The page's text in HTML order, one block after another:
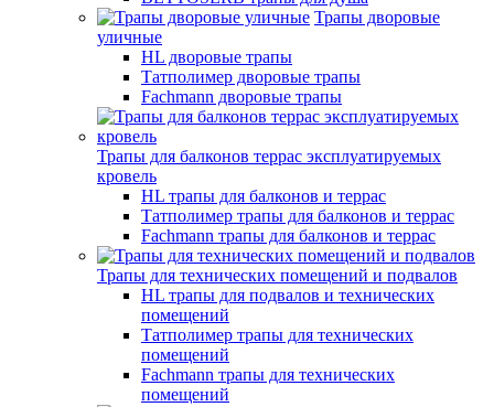
Трапы дворовые
уличные
HL дворовые трапы
Татполимер дворовые трапы
Fachmann дворовые трапы
Трапы для балконов террас эксплуатируемых
кровель
HL трапы для балконов и террас
Татполимер трапы для балконов и террас
Fachmann трапы для балконов и террас
Трапы для технических помещений и подвалов
HL трапы для подвалов и технических
помещений
Татполимер трапы для технических
помещений
Fachmann трапы для технических
помещений